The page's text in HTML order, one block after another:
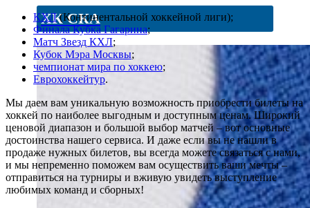
ХК СКА
КХЛ(Континентальной хоккейной лиги);
Финала Кубка Гагарина;
Матч Звезд КХЛ;
Кубок Мэра Москвы;
чемпионат мира по хоккею;
Еврохоккейтур.
Мы даем вам уникальную возможность приобрести билеты на
хоккей по наиболее выгодным и доступным ценам. Широкий
ценовой диапазон и большой выбор матчей – вот основные
достоинства нашего сервиса. И даже если вы не нашли в
продаже нужных билетов, вы всегда можете связаться с нами,
и мы непременно поможем вам осуществить ваши мечты –
отправиться на турниры и вживую увидеть выступление
любимых команд и сборных!